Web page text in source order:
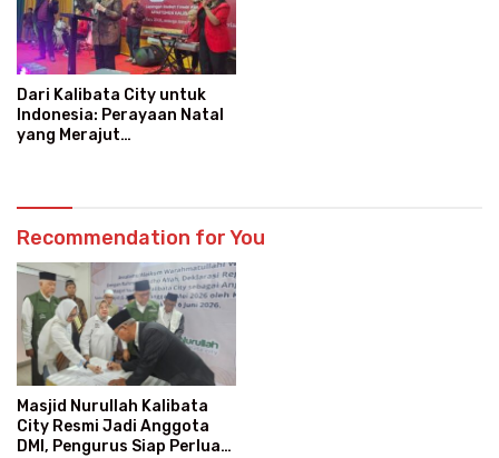
Dari Kalibata City untuk
Indonesia: Perayaan Natal
yang Merajut
Recommendation for You
Masjid Nurullah Kalibata
City Resmi Jadi Anggota
DMI, Pengurus Siap Perluas